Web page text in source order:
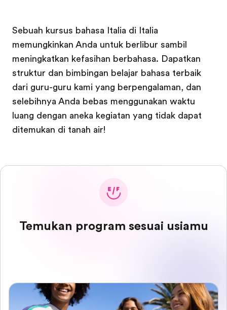
Sebuah kursus bahasa Italia di Italia
memungkinkan Anda untuk berlibur sambil
meningkatkan kefasihan berbahasa. Dapatkan
struktur dan bimbingan belajar bahasa terbaik
dari guru-guru kami yang berpengalaman, dan
selebihnya Anda bebas menggunakan waktu
luang dengan aneka kegiatan yang tidak dapat
ditemukan di tanah air!
Temukan program sesuai usiamu